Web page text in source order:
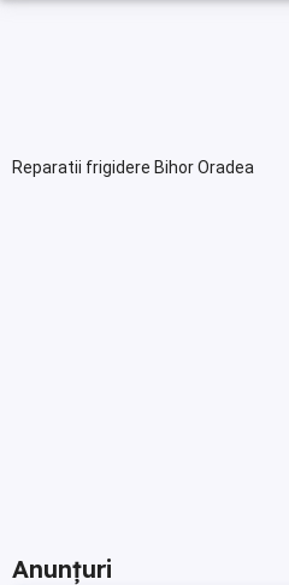
Reparatii frigidere Bihor Oradea
Anunțuri